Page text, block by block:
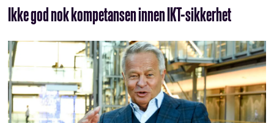
Ikke god nok kompetansen innen IKT-sikkerhet